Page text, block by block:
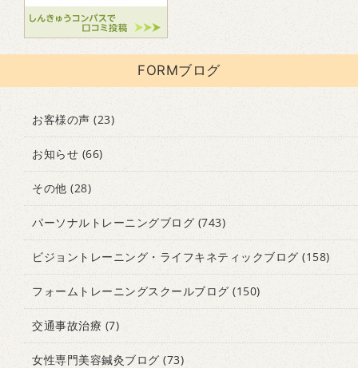
FORMブログ
お客様の声 (23)
お知らせ (66)
その他 (28)
パーソナルトレーニングブログ (743)
ビジョントレーニング・ライフキネティックブログ (158)
フォームトレーニングスクールブログ (150)
交通事故治療 (7)
女性専門美容鍼灸ブログ(73)